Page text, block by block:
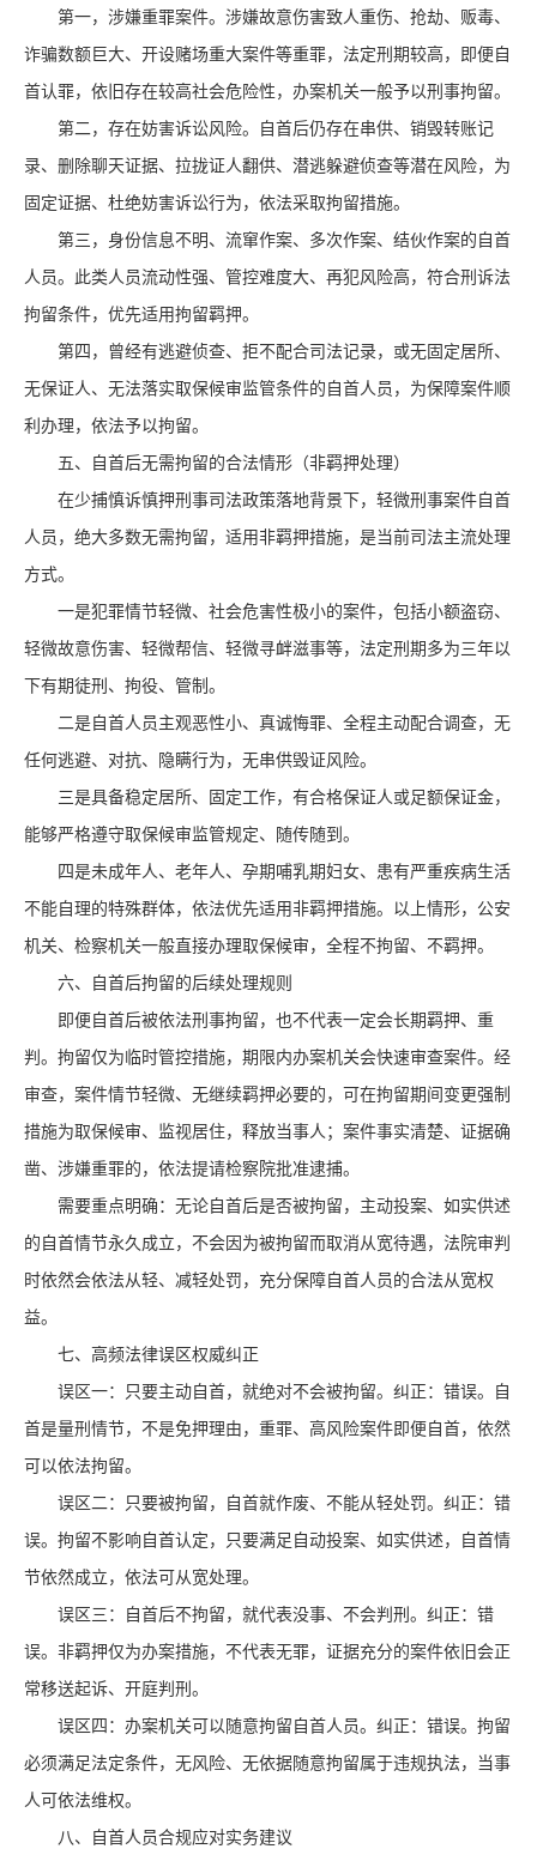
第一，涉嫌重罪案件。涉嫌故意伤害致人重伤、抢劫、贩毒、
诈骗数额巨大、开设赌场重大案件等重罪，法定刑期较高，即便自
首认罪，依旧存在较高社会危险性，办案机关一般予以刑事拘留。
第二，存在妨害诉讼风险。自首后仍存在串供、销毁转账记
录、删除聊天证据、拉拢证人翻供、潜逃躲避侦查等潜在风险，为
固定证据、杜绝妨害诉讼行为，依法采取拘留措施。
第三，身份信息不明、流窜作案、多次作案、结伙作案的自首
人员。此类人员流动性强、管控难度大、再犯风险高，符合刑诉法
拘留条件，优先适用拘留羁押。
第四，曾经有逃避侦查、拒不配合司法记录，或无固定居所、
无保证人、无法落实取保候审监管条件的自首人员，为保障案件顺
利办理，依法予以拘留。
五、自首后无需拘留的合法情形（非羁押处理）
在少捕慎诉慎押刑事司法政策落地背景下，轻微刑事案件自首
人员，绝大多数无需拘留，适用非羁押措施，是当前司法主流处理
方式。
一是犯罪情节轻微、社会危害性极小的案件，包括小额盗窃、
轻微故意伤害、轻微帮信、轻微寻衅滋事等，法定刑期多为三年以
下有期徒刑、拘役、管制。
二是自首人员主观恶性小、真诚悔罪、全程主动配合调查，无
任何逃避、对抗、隐瞒行为，无串供毁证风险。
三是具备稳定居所、固定工作，有合格保证人或足额保证金，
能够严格遵守取保候审监管规定、随传随到。
四是未成年人、老年人、孕期哺乳期妇女、患有严重疾病生活
不能自理的特殊群体，依法优先适用非羁押措施。以上情形，公安
机关、检察机关一般直接办理取保候审，全程不拘留、不羁押。
六、自首后拘留的后续处理规则
即便自首后被依法刑事拘留，也不代表一定会长期羁押、重
判。拘留仅为临时管控措施，期限内办案机关会快速审查案件。经
审查，案件情节轻微、无继续羁押必要的，可在拘留期间变更强制
措施为取保候审、监视居住，释放当事人；案件事实清楚、证据确
凿、涉嫌重罪的，依法提请检察院批准逮捕。
需要重点明确：无论自首后是否被拘留，主动投案、如实供述
的自首情节永久成立，不会因为被拘留而取消从宽待遇，法院审判
时依然会依法从轻、减轻处罚，充分保障自首人员的合法从宽权
益。
七、高频法律误区权威纠正
误区一：只要主动自首，就绝对不会被拘留。纠正：错误。自
首是量刑情节，不是免押理由，重罪、高风险案件即便自首，依然
可以依法拘留。
误区二：只要被拘留，自首就作废、不能从轻处罚。纠正：错
误。拘留不影响自首认定，只要满足自动投案、如实供述，自首情
节依然成立，依法可从宽处理。
误区三：自首后不拘留，就代表没事、不会判刑。纠正：错
误。非羁押仅为办案措施，不代表无罪，证据充分的案件依旧会正
常移送起诉、开庭判刑。
误区四：办案机关可以随意拘留自首人员。纠正：错误。拘留
必须满足法定条件，无风险、无依据随意拘留属于违规执法，当事
人可依法维权。
八、自首人员合规应对实务建议